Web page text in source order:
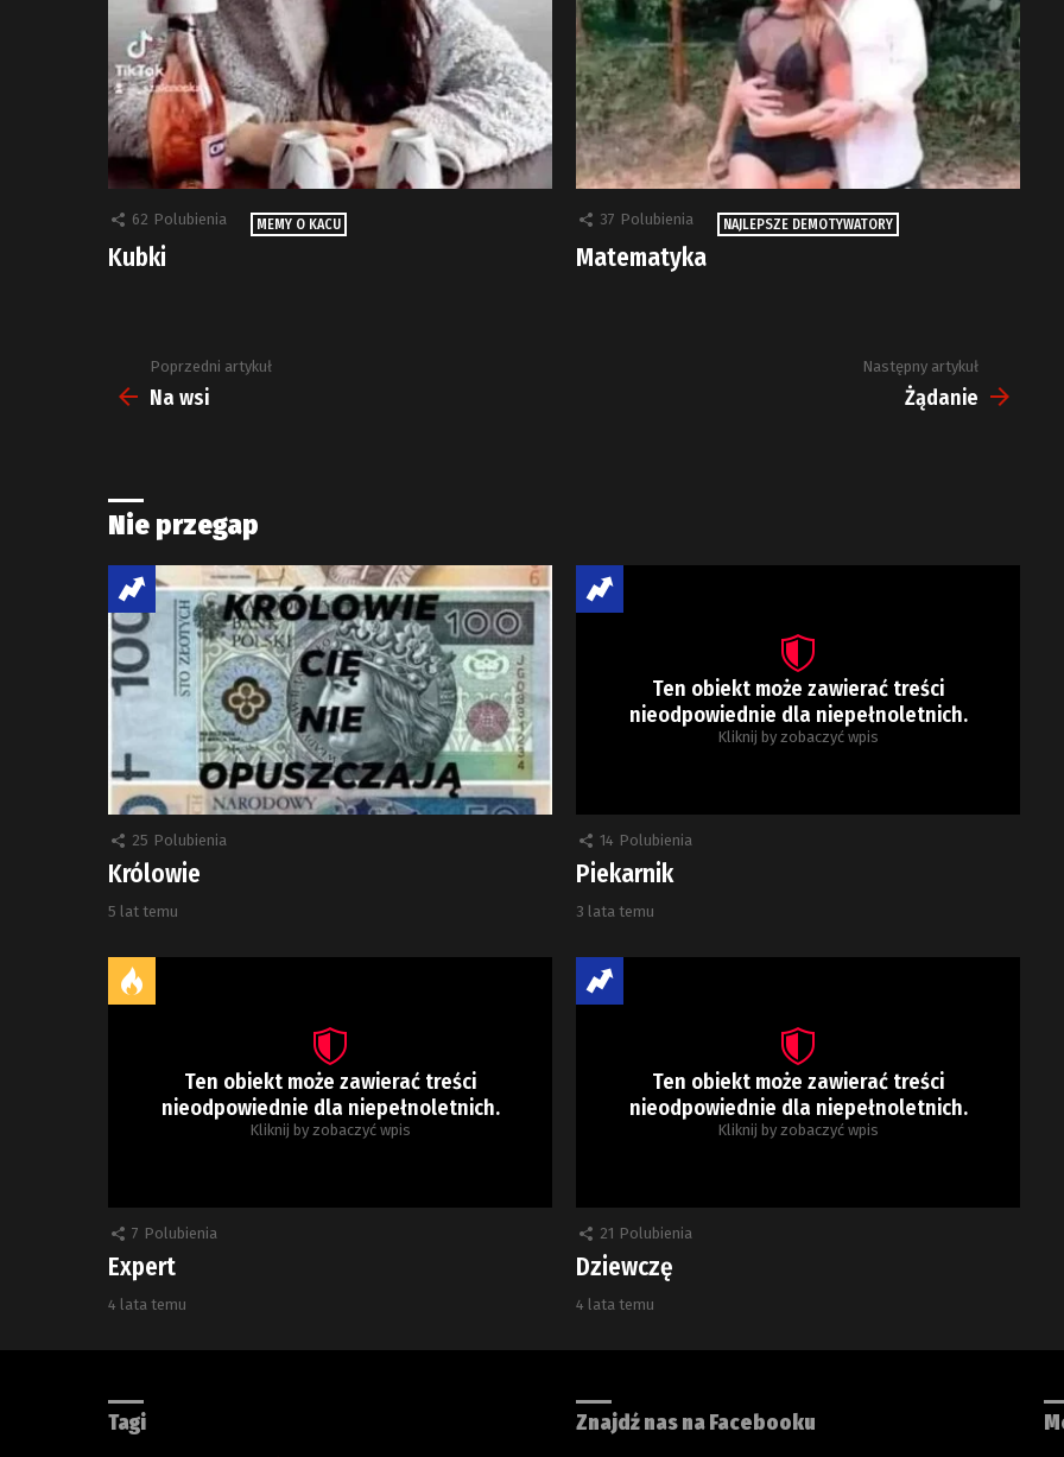
62 Polubienia MEMY O KACU
Kubki
37 Polubienia NAJLEPSZE DEMOTYWATORY
Matematyka
Zobacz
więcej
Poprzedni artykuł
Na wsi
Następny artykuł
Żądanie
Nie przegap
25 Polubienia
Królowie
5 lat temu
Ten obiekt może zawierać treści
nieodpowiednie dla niepełnoletnich.
Kliknij by zobaczyć wpis
14 Polubienia
Piekarnik
3 lata temu
Ten obiekt może zawierać treści
nieodpowiednie dla niepełnoletnich.
Kliknij by zobaczyć wpis
7 Polubienia
Expert
4 lata temu
Ten obiekt może zawierać treści
nieodpowiednie dla niepełnoletnich.
Kliknij by zobaczyć wpis
21 Polubienia
Dziewczę
4 lata temu
Tagi Znajdź nas na Facebooku